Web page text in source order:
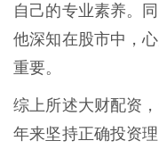
自己的专业素养。
他深知在股市中，
重要。
综上所述大财配资
年来坚持正确投资